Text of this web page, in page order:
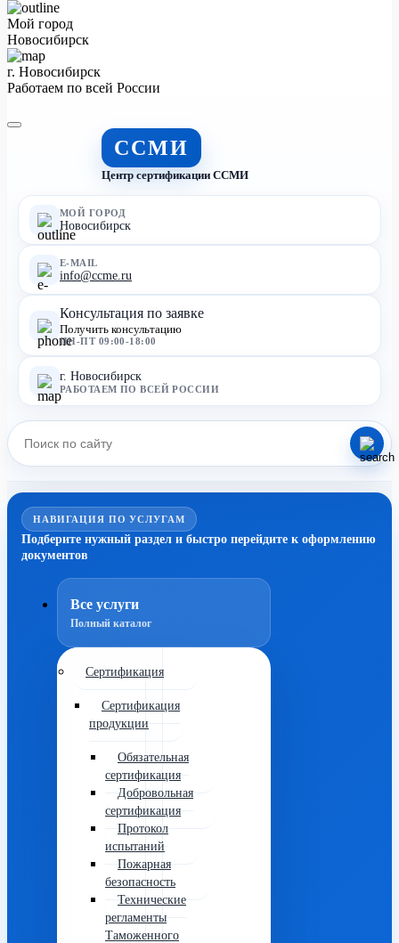
Мой город
Новосибирск
г. Новосибирск
Работаем по всей России
ССМИ
Центр сертификации ССМИ
МОЙ ГОРОД
Новосибирск
E-MAIL
info@ccme.ru
Консультация по заявке
Получить консультацию
ПН-ПТ 09:00-18:00
г. Новосибирск
РАБОТАЕМ ПО ВСЕЙ РОССИИ
НАВИГАЦИЯ ПО УСЛУГАМ
Подберите нужный раздел и быстро перейдите к оформлению
документов
Все услуги
Полный каталог
Сертификация
Сертификация
продукции
Обязательная
сертификация
Добровольная
сертификация
Протокол
испытаний
Пожарная
безопасность
Технические
регламенты
Таможенного